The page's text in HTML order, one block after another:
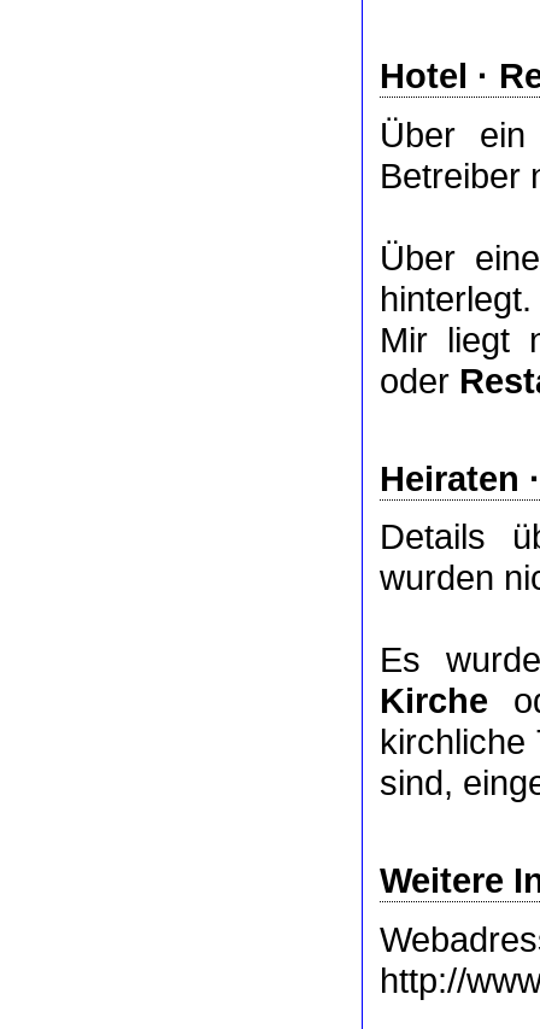
Hotel ·
Über
Betreiber
Über
hinterlegt.
Mir liegt
oder
Heiraten
Details
wurden
Es
Kirche
kirchliche
sind,
Weitere
http://